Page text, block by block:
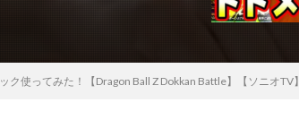
使ってみた！【Dragon Ball Z Dokkan Battle】【ソニオTV】